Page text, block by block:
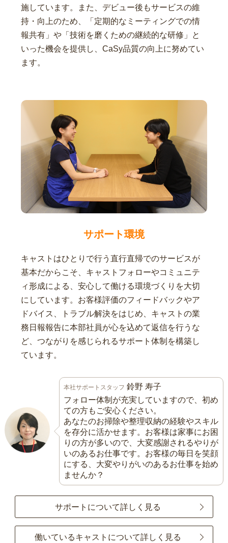
施しています。また、デビュー後もサービスの維
持・向上のため、「定期的なミーティングでの情
報共有」や「技術を磨くための継続的な研修」と
いった機会を提供し、CaSy品質の向上に努めてい
ます。
サポート環境
キャストはひとりで行う直行直帰でのサービスが
基本だからこそ、キャストフォローやコミュニテ
ィ形成による、安心して働ける環境づくりを大切
にしています。お客様評価のフィードバックやア
ドバイス、トラブル解決をはじめ、キャストの業
務日報報告に本部社員が心を込めて返信を行うな
ど、つながりを感じられるサポート体制を構築し
ています。
本社サポートスタッフ 鈴野 寿子
フォロー体制が充実していますので、初め
ての方もご安心ください。
あなたのお掃除や整理収納の経験やスキル
を存分に活かせます。お客様は家事にお困
りの方が多いので、大変感謝されるやりが
いのあるお仕事です。お客様の毎日を笑顔
にする、大変やりがいのあるお仕事を始め
ませんか？
サポートについて詳しく見る
働いているキャストについて詳しく見る